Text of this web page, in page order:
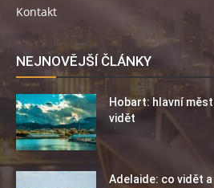
Kontakt
NEJNOVĚJŠÍ ČLÁNKY
Hobart: hlavní
vidět
Adelaide: co vidět